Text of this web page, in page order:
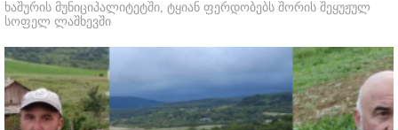
ხაშურის მუნიციპალიტეტში, ტყიან ფერდობებს შორის შეყუჟულ
სოფელ ლაშხევში